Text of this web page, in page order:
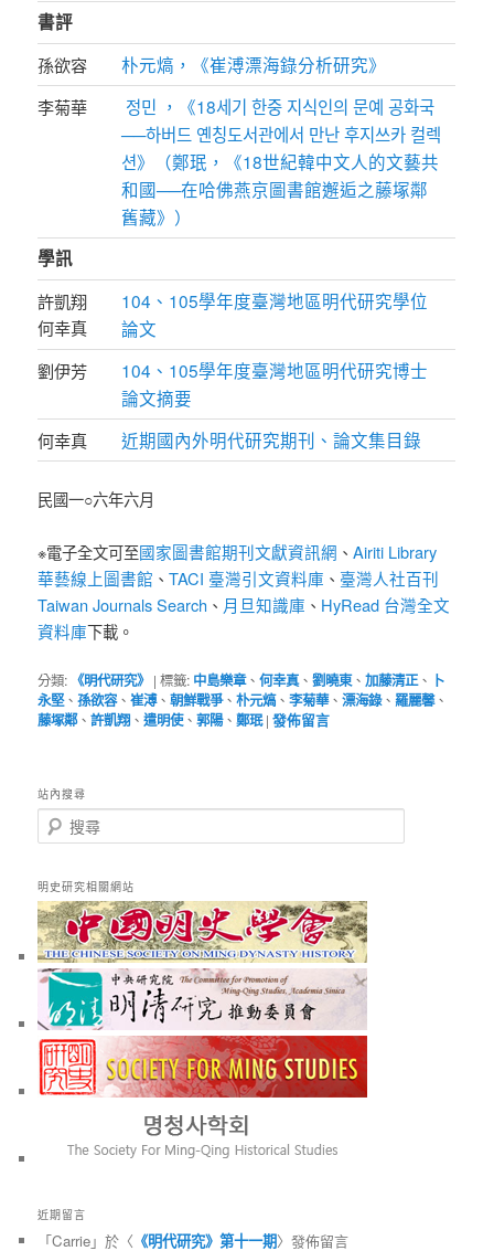
書評
孫欲容 朴元熇，《崔溥漂海錄分析研究》
李菊華
정민 ，《18세기 한중 지식인의 문예 공화국
──하버드 옌칭도서관에서 만난 후지쓰카 컬렉
션》（鄭珉，《18世紀韓中文人的文藝共
和國──在哈佛燕京圖書館邂逅之藤塚鄰
舊藏》）
學訊
許凱翔
何幸真
104、105學年度臺灣地區明代研究學位
論文
劉伊芳
104、105學年度臺灣地區明代研究博士
論文摘要
何幸真 近期國內外明代研究期刊、論文集目錄
民國一○六年六月
※電子全文可至國家圖書館期刊文獻資訊網 、Airiti Library
華藝線上圖書館 、TACI 臺灣引文資料庫 、 臺灣人社百刊
Taiwan Journals Search 、 月旦知識庫 、 HyRead 台灣全文
資料庫下載。
分類: 《明代研究》 |標籤: 中島樂章、何幸真、劉曉東、加藤清正、 卜
永堅、孫欲容、崔溥、朝鮮戰爭、朴元熇、李菊華、漂海錄、羅麗馨、
藤塚鄰、許凱翔 、遣明使、郭陽、鄭珉 |發佈留言
站內搜尋
搜
尋
明史研究相關網站
近期留言
「Carrie」於〈 《明代研究》第十一期〉發佈留言